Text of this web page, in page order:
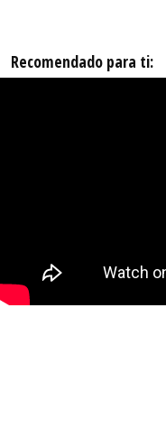
Recomendado para ti: